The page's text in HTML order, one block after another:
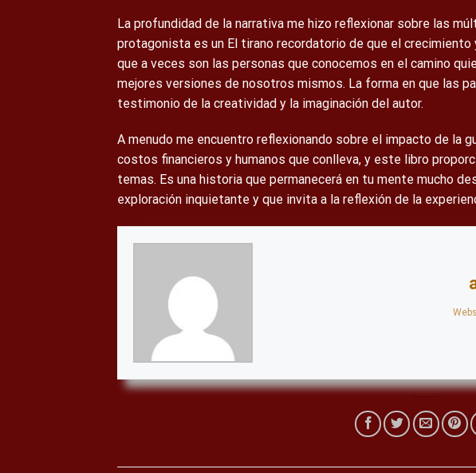
La profundidad de la narrativa me hizo reflexionar sobre las
protagonista es un El tirano recordatorio de que el
que a veces son las personas que conocemos en el camino
mejores versiones de nosotros mismos. La forma en que las
testimonio de la creatividad y la imaginación del autor.
A menudo me encuentro reflexionando sobre el impacto de la
costos financieros y humanos que conlleva, y este libro
temas. Es una historia que permanecerá en tu mente mucho
exploración inquietante y que invita a la reflexión de la